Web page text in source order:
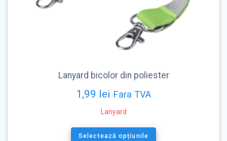
Lanyard bicolor din poliester
1,99 lei Fara TVA
Lanyard
Selectează opțiunile
Acest
produs